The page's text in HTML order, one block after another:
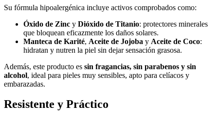
Su fórmula hipoalergénica incluye activos comprobados como:
Óxido de Zinc y Dióxido de Titanio: protectores minerales
que bloquean eficazmente los daños solares.
Manteca de Karité, Aceite de Jojoba y Aceite de Coco:
hidratan y nutren la piel sin dejar sensación grasosa.
Además, este producto es sin fragancias, sin parabenos y sin
alcohol, ideal para pieles muy sensibles, apto para celíacos y
embarazadas.
Resistente y Práctico